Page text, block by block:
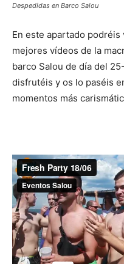
Despedidas en Barco Salou
En este apartado
mejores vídeos de la
barco Salou de día del
disfrutéis y os lo paséis
momentos más